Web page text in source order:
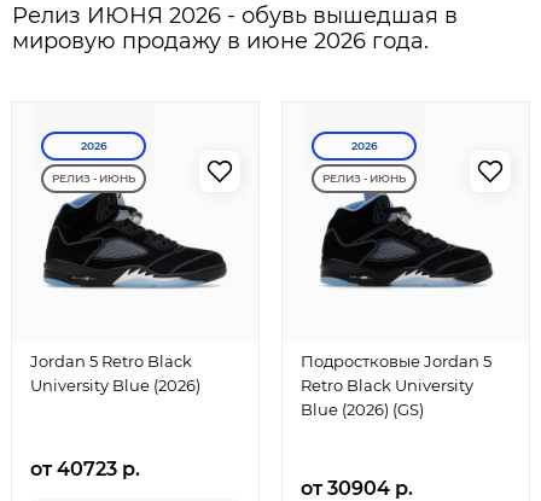
Релиз ИЮНЯ 2026 - обувь вышедшая в
мировую продажу в июне 2026 года.
2026
РЕЛИЗ - ИЮНЬ
Jordan 5 Retro Black
University Blue (2026)
от 40723 р.
2026
РЕЛИЗ - ИЮНЬ
Подростковые Jordan 5
Retro Black University
Blue (2026) (GS)
от 30904 р.